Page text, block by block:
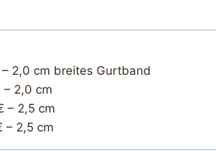
2,0 cm breites Gurtband
– 2,0 cm
– 2,5 cm
– 2,5 cm